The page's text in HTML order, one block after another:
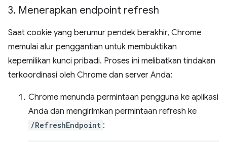
3. Menerapkan endpoint refresh
Saat cookie yang berumur pendek berakhir, Chrome
memulai alur penggantian untuk membuktikan
kepemilikan kunci pribadi. Proses ini melibatkan tindakan
terkoordinasi oleh Chrome dan server Anda:
Chrome menunda permintaan pengguna ke aplikasi
Anda dan mengirimkan permintaan refresh ke
/RefreshEndpoint :